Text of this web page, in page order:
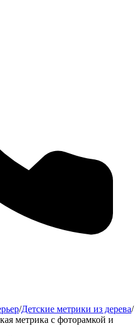
/Детские метрики из дерева/
метрика с фоторамкой и